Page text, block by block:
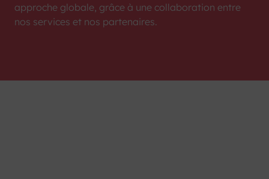
approche globale, grâce à une collaboration entre
nos services et nos partenaires.